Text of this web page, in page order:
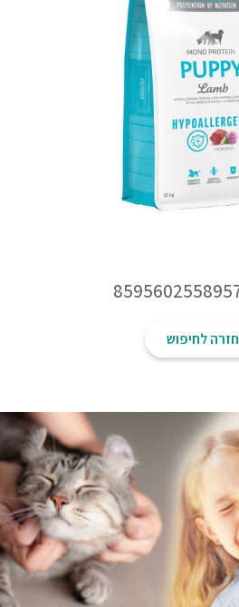
חזרה לחיפוש